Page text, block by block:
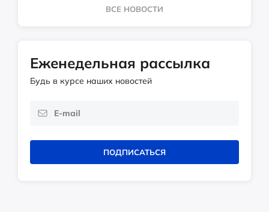
ВСЕ НОВОСТИ
Еженедельная рассылка
Будь в курсе наших новостей
ПОДПИСАТЬСЯ